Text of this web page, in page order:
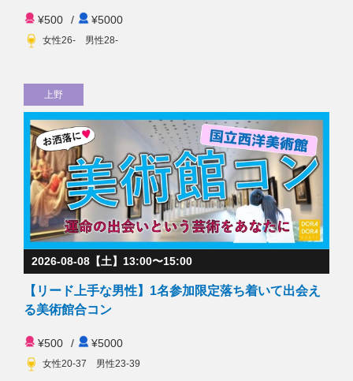
¥500 / ¥5000
女性26- 男性28-
上野
2026-08-08【土】13:00〜15:00
【リード上手な男性】1名参加限定落ち着いて出会え
る美術館合コン
¥500 / ¥5000
女性20-37 男性23-39